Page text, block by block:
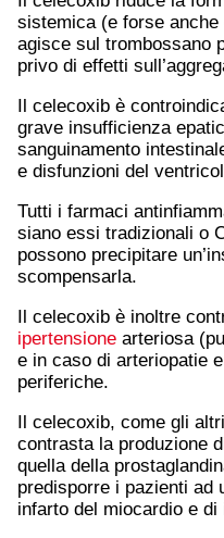
sistemica (e forse
agisce sul trombossano
privo di effetti
Il celecoxib è
grave insufficienza
sanguinamento
e disfunzioni del
Tutti i farmaci
siano essi tradizionali o
possono precipitare
scompensarla.
Il celecoxib è inoltre
ipertensione arteriosa
e in caso di arteriopatie
periferiche.
Il celecoxib, come gli
contrasta la produzione
quella della
predisporre i pazienti ad
infarto del miocardio e